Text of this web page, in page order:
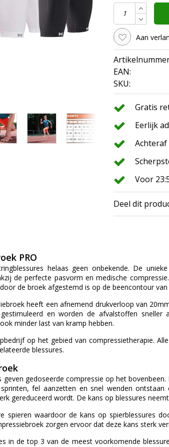
Aan
EAN:
SKU:
Gratis
Eerlijk
Voor
Deel dit
PRO
helaas geen onbekende. De
de perfecte pasvorm en medische
de broek afgestemd is op de beencontour
heeft een afnemend drukverloop van
en worden de afvalstoffen
minder last van kramp hebben.
op het gebied van compressietherapie.
blessures.
geven gedoseerde compressie op het
fel aanzetten en snel wenden
gereduceerd wordt. De kans op blessures
spieren waardoor de kans op spierblessures
zorgen ervoor dat deze kans sterk
in de top 3 van de meest voorkomende